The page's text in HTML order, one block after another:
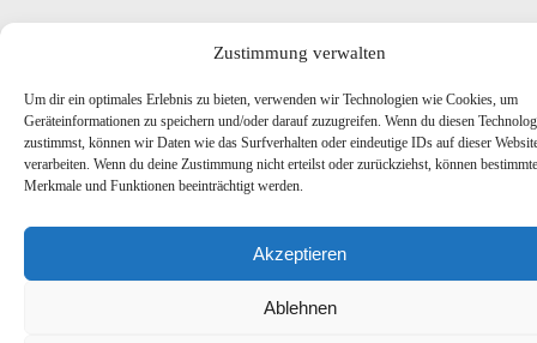
Zustimmung verwalten
Um dir ein optimales Erlebnis zu bieten, verwenden wir Technologien wie Cookies, um
Geräteinformationen zu speichern und/oder darauf zuzugreifen. Wenn du diesen
zustimmst, können wir Daten wie das Surfverhalten oder eindeutige IDs auf dieser
verarbeiten. Wenn du deine Zustimmung nicht erteilst oder zurückziehst, können bestimmte
Merkmale und Funktionen beeinträchtigt werden.
Akzeptieren
Ablehnen